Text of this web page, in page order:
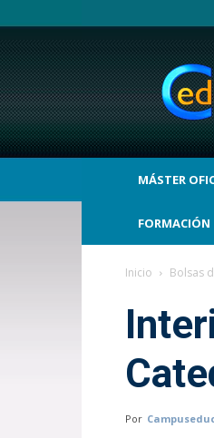
BLOG
y
bolsas
MÁSTER
FORMACIÓN
Inicio Bolsas
Por